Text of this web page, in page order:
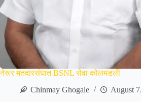
नेरूर मतदारसंघात BSNL सेवा कोलमडली
Chinmay Ghogale
August